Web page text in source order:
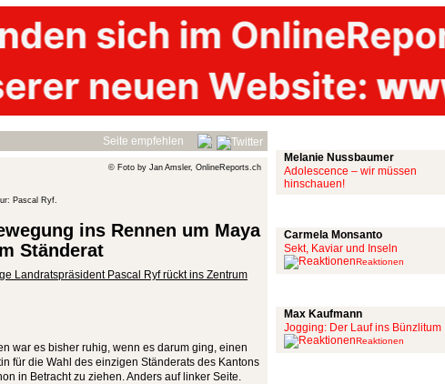
Seite empfehlen
© Foto by Jan Amsler, OnlineReports.ch
Pascal Ryf.
ins Rennen um Maya
Ständerat
Landratspräsident Pascal Ryf rückt ins Zentrum
war es bisher ruhig, wenn es darum ging, einen
für die Wahl des einzigen Ständerats des Kantons
in Betracht zu ziehen. Anders auf linker Seite.
Melanie Nussbaumer
Adolescence – wir müssen
hinschauen!
Carmela Monsanto
Sekt, Kaviar und Inseln
Reaktionen
Max Kaufmann
Jogging: Der Lauf ins Bünzlitum
Reaktionen